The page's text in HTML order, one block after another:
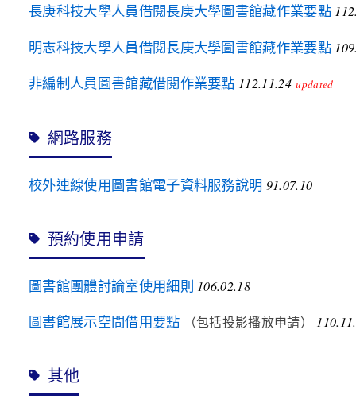
長庚科技大學人員借閱長庚大學圖書館藏作業要點
明志科技大學人員借閱長庚大學圖書館藏作業要點
非編制人員圖書館藏借閱作業要點 112.11.24updated
網路服務
校外連線使用圖書館電子資料服務說明 91.07.10
預約使用申請
圖書館團體討論室使用細則 106.02.18
圖書館展示空間借用要點 （包括投影播放申請）
其他